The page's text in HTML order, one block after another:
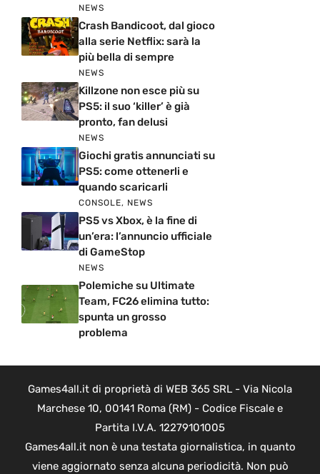
NEWS
Crash Bandicoot, dal gioco
alla serie Netflix: sarà la
più bella di sempre
NEWS
Killzone non esce più su
PS5: il suo ‘killer’ è già
pronto, fan delusi
NEWS
Giochi gratis annunciati su
PS5: come ottenerli e
quando scaricarli
CONSOLE, NEWS
PS5 vs Xbox, è la fine di
un’era: l’annuncio ufficiale
di GameStop
NEWS
Polemiche su Ultimate
Team, FC26 elimina tutto:
spunta un grosso
problema
Games4all.it di proprietà di WEB 365 SRL - Via Nicola
Marchese 10, 00141 Roma (RM) - Codice Fiscale e
Partita I.V.A. 12279101005
Games4all.it non è una testata giornalistica, in quanto
viene aggiornato senza alcuna periodicità. Non può